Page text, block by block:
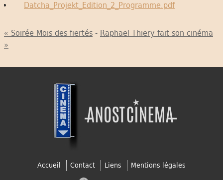
Datcha_Projekt_Edition_2_Programme.pdf
« Soirée Mois des fiertés - Raphaël Thiery fait son cinéma
»
Accueil Contact Liens Mentions légales